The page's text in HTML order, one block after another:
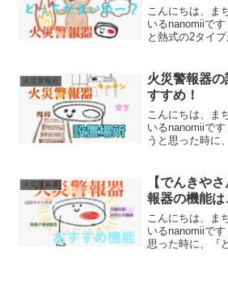
こんにちは、ま
いるnanomiiで
と熱式の2タイ
の火災警報器の
話していきます
火災警報器
火災警報器
すすめ！
こんにちは、ま
いるnanomiiで
うと思った時に
限に発揮されな
で今回は、火災
火災警報器
【でんきや
報器の機能は
こんにちは、ま
いるnanomiiで
思った時に、『